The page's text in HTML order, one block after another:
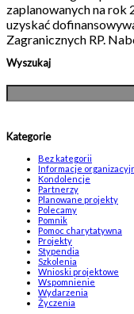
zaplanowanych na rok
uzyskać
Zagranicznych RP.
Wyszukaj
Kategorie
Bez kategorii
Informacje
Kondolencje
Partnerzy
Planowane projekty
Polecamy
Pomnik
Pomoc charytatywna
Projekty
Stypendia
Szkolenia
Wnioski projektowe
Wspomnienie
Wydarzenia
Życzenia